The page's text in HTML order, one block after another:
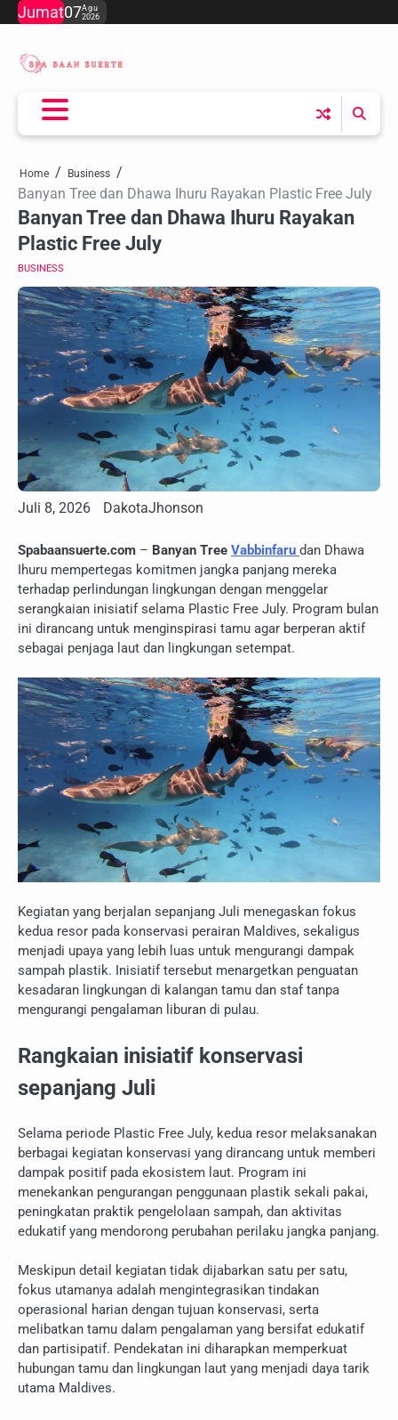
Skip
content
Jumat07Agu
2026
Home Business
Banyan Tree dan Dhawa Ihuru Rayakan Plastic Free July
Banyan Tree dan Dhawa Ihuru Rayakan
Plastic Free July
BUSINESS
Juli 8, 2026 DakotaJhonson
Spabaansuerte.com – Banyan Tree Vabbinfaru dan Dhawa
Ihuru mempertegas komitmen jangka panjang mereka
terhadap perlindungan lingkungan dengan menggelar
serangkaian inisiatif selama Plastic Free July. Program bulan
ini dirancang untuk menginspirasi tamu agar berperan aktif
sebagai penjaga laut dan lingkungan setempat.
Kegiatan yang berjalan sepanjang Juli menegaskan fokus
kedua resor pada konservasi perairan Maldives, sekaligus
menjadi upaya yang lebih luas untuk mengurangi dampak
sampah plastik. Inisiatif tersebut menargetkan penguatan
kesadaran lingkungan di kalangan tamu dan staf tanpa
mengurangi pengalaman liburan di pulau.
Rangkaian inisiatif konservasi
sepanjang Juli
Selama periode Plastic Free July, kedua resor melaksanakan
berbagai kegiatan konservasi yang dirancang untuk memberi
dampak positif pada ekosistem laut. Program ini
menekankan pengurangan penggunaan plastik sekali pakai,
peningkatan praktik pengelolaan sampah, dan aktivitas
edukatif yang mendorong perubahan perilaku jangka panjang.
Meskipun detail kegiatan tidak dijabarkan satu per satu,
fokus utamanya adalah mengintegrasikan tindakan
operasional harian dengan tujuan konservasi, serta
melibatkan tamu dalam pengalaman yang bersifat edukatif
dan partisipatif. Pendekatan ini diharapkan memperkuat
hubungan tamu dan lingkungan laut yang menjadi daya tarik
utama Maldives.